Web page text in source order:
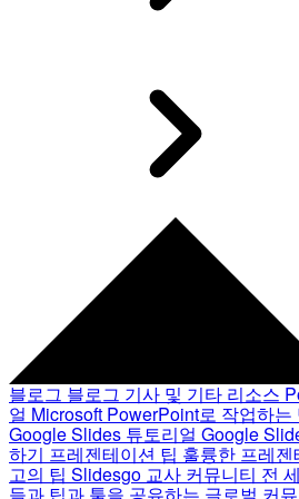
블로그 블로그 기사 및 기타 리소스
얼 Microsoft PowerPoint로 작업하는
Google Slides 튜토리얼 Google
하기 프레젠테이션 팁 훌륭한 프레
고의 팁 Slidesgo 교사 커뮤니티 전